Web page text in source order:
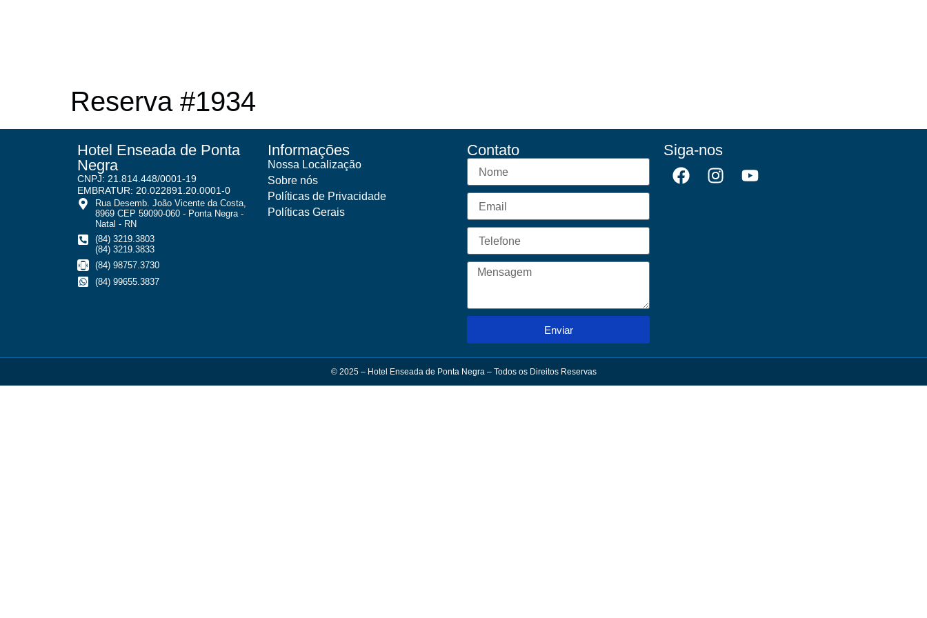
Reserva #1934
Hotel Enseada de Ponta
Negra
CNPJ: 21.814.448/0001-19
EMBRATUR: 20.022891.20.0001-0
Rua Desemb. João Vicente da Costa,
8969 CEP 59090-060 - Ponta Negra -
Natal - RN
(84) 3219.3803
(84) 3219.3833
(84) 98757.3730
(84) 99655.3837
Informações
Nossa Localização
Sobre nós
Políticas de Privacidade
Políticas Gerais
Contato
Enviar
Siga-nos
© 2025 – Hotel Enseada de Ponta Negra – Todos os Direitos Reservas